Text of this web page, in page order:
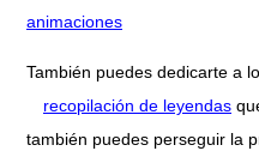
animaciones
También puedes dedicarte a
recopilación de leyendas
también puedes perseguir la